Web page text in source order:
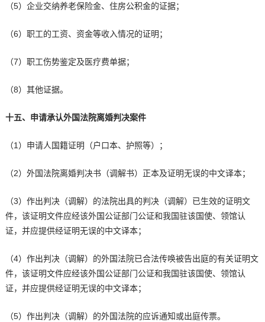
（5）企业交纳养老保险金、住房公积金的证据；
（6）职工的工资、资金等收入情况的证明；
（7）职工伤势鉴定及医疗费单据；
（8）其他证据。
十五、申请承认外国法院离婚判决案件
（1）申请人国籍证明（户口本、护照等）；
（2）外国法院离婚判决书（调解书）正本及证明无误的中文译本；
（3）作出判决（调解）的法院出具的判决（调解）已生效的证明文
件，该证明文件应经该外国公证部门公证和我国驻该国使、领馆认
证，并应提供经证明无误的中文译本；
（4）作出判决（调解）的外国法院已合法传唤被告出庭的有关证明文
件，该证明文件应经该外国公证部门公证和我国驻该国使、领馆认
证，并应提供经证明无误的中文译本；
（5）作出判决（调解）的外国法院的应诉通知或出庭传票。